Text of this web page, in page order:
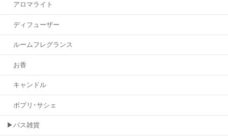
アロマライト
ディフューザー
ルームフレグランス
お香
キャンドル
ポプリ･サシェ
▶バス雑貨